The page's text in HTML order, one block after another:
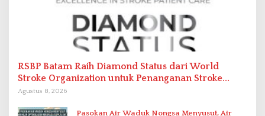
RSBP Batam Raih Diamond Status dari World
Stroke Organization untuk Penanganan Stroke
Berstandar Internasional
Agustus 8, 2026
Pasokan Air Waduk Nongsa Menyusut, Air